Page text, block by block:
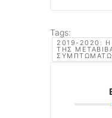
Tags:
2019-2020:
ΤΗΣ